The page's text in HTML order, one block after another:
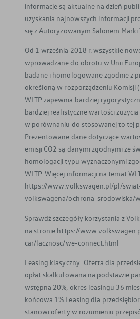
informacje są aktualne na dzień
uzyskania najnowszych informacji
się z Autoryzowanym Salonem Marki
Od 1 września 2018 r. wszystkie
wprowadzane do obrotu w Unii
badane i homologowane zgodnie z
określoną w rozporządzeniu Komisji
WLTP zapewnia bardziej
bardziej realistyczne wartości
w porównaniu do stosowanej to tej
Prezentowane dane dotyczące
emisji CO2 są danymi zgodnymi ze
homologacji typu wyznaczonymi
WLTP. Więcej informacji na temat
https://www.volkswagen.pl/pl/
volkswagena/ochrona-srodowiska/
Sprawdź szczegóły korzystania z
na stronie https://
car/lacznosc/we-connect.html
Leasing klasyczny: Oferta dla
opłat skalkulowana na podstawie
wstępna 20%, okres leasingu 36
końcowa 1%.Leasing dla
stanowi oferty w rozumieniu